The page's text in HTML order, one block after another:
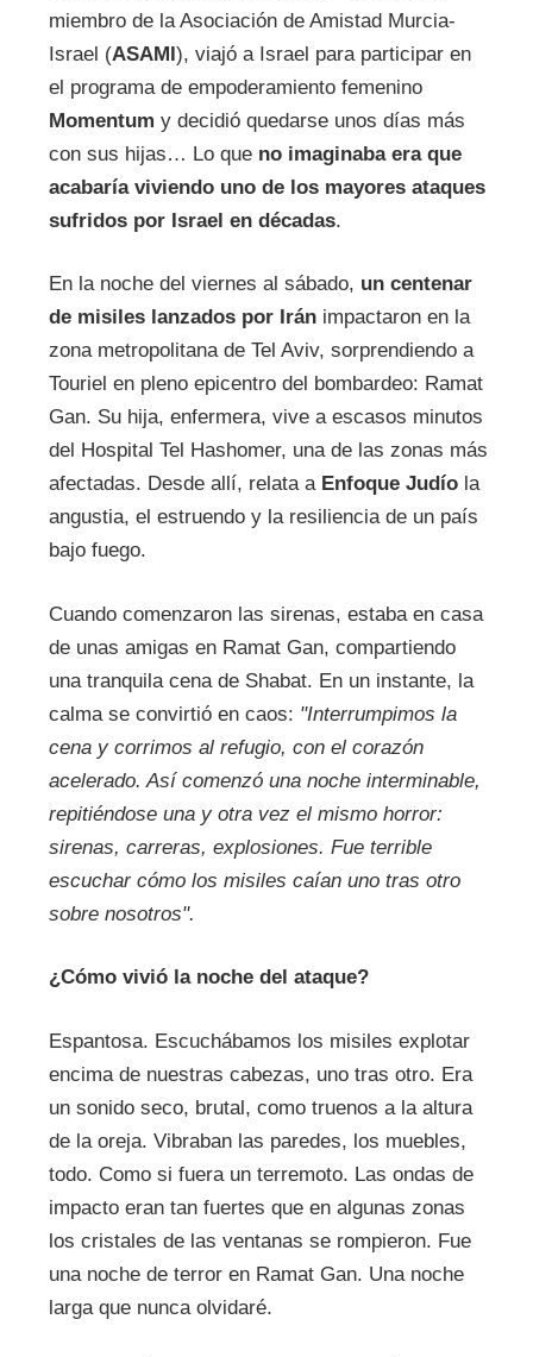
miembro de la Asociación de Amistad Murcia-
Israel (ASAMI), viajó a Israel para participar en
el programa de empoderamiento femenino
Momentum y decidió quedarse unos días más
con sus hijas… Lo que no imaginaba era que
acabaría viviendo uno de los mayores ataques
sufridos por Israel en décadas.
En la noche del viernes al sábado, un centenar
de misiles lanzados por Iránimpactaron en la
zona metropolitana de Tel Aviv, sorprendiendo a
Touriel en pleno epicentro del bombardeo: Ramat
Gan. Su hija, enfermera, vive a escasos minutos
del Hospital Tel Hashomer, una de las zonas más
afectadas. Desde allí, relata a Enfoque Judíola
angustia, el estruendo y la resiliencia de un país
bajo fuego.
Cuando comenzaron las sirenas, estaba en casa
de unas amigas en Ramat Gan, compartiendo
una tranquila cena de Shabat. En un instante, la
calma se convirtió en caos: "Interrumpimos la
cena y corrimos al refugio, con el corazón
acelerado. Así comenzó una noche interminable,
repitiéndose una y otra vez el mismo horror:
sirenas, carreras, explosiones. Fue terrible
escuchar cómo los misiles caían uno tras otro
sobre nosotros".
¿Cómo vivió la noche del ataque?
Espantosa. Escuchábamos los misiles explotar
encima de nuestras cabezas, uno tras otro. Era
un sonido seco, brutal, como truenos a la altura
de la oreja. Vibraban las paredes, los muebles,
todo. Como si fuera un terremoto. Las ondas de
impacto eran tan fuertes que en algunas zonas
los cristales de las ventanas se rompieron. Fue
una noche de terror en Ramat Gan. Una noche
larga que nunca olvidaré.